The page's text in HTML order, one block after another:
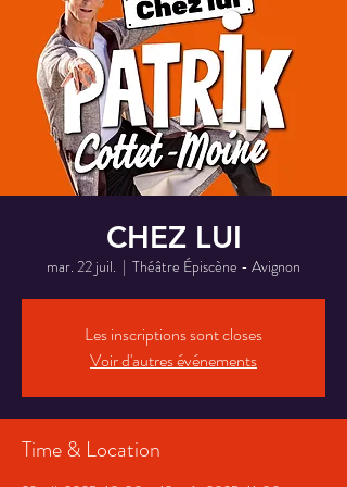
CHEZ LUI
mar. 22 juil.
  |
Théâtre Épiscène - Avignon
Les inscriptions sont closes
Voir d'autres événements
Time & Location